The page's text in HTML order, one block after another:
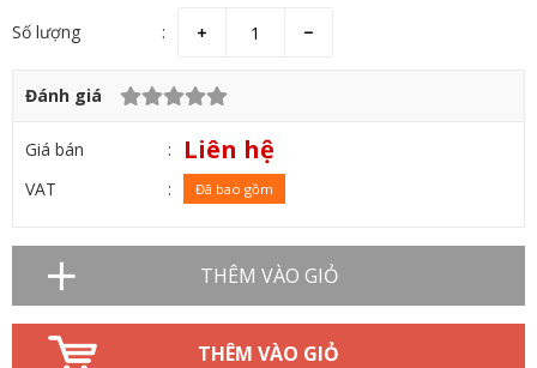
Số lượng
Đánh giá
Giá bán Liên hệ
VAT Đã bao gồm
THÊM VÀO GIỎ
THÊM VÀO GIỎ